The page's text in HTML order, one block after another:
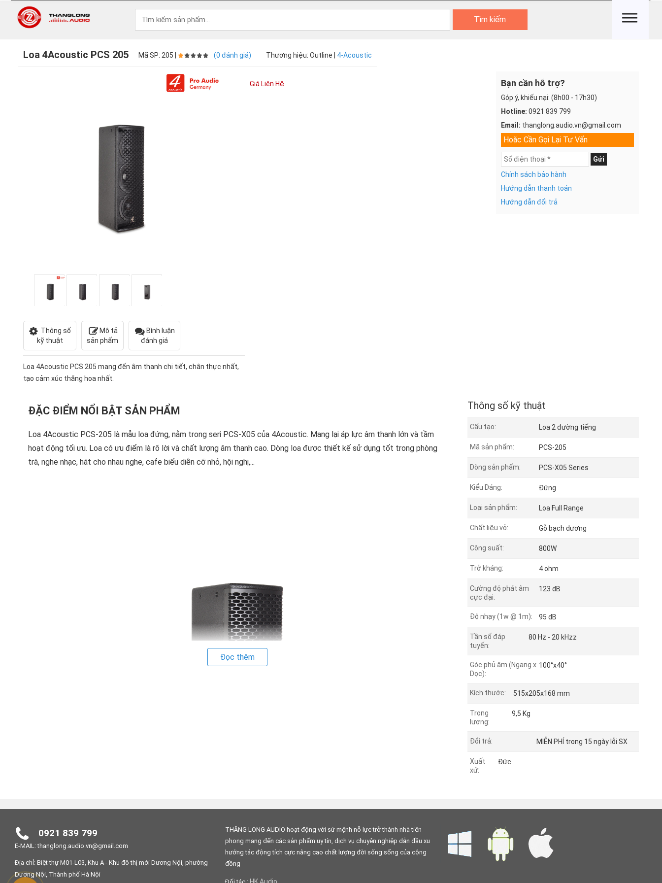
Tìm kiếm
Loa 4Acoustic PCS 205 Mã SP: 205 | (0 đánh giá) Thương hiệu: Outline | 4-Acoustic
Thông số
kỹ thuật
Mô tả
sản phẩm
Bình luận
đánh giá
Loa 4Acoustic PCS 205 mang đến âm thanh chi tiết, chân thực nhất,
tạo cảm xúc thăng hoa nhất.
Giá Liên Hệ Bạn cần hỗ trợ?
Góp ý, khiếu nại: (8h00 - 17h30)
Hotline: 0921 839 799
Email: thanglong.audio.vn@gmail.com
Hoặc Cần Gọi Lại Tư Vấn
Gửi
Chính sách bảo hành
Hướng dẫn thanh toán
Hướng dẫn đổi trả
ĐẶC ĐIỂM NỔI BẬT SẢN PHẨM
Loa 4Acoustic PCS-205 là mẫu loa đứng, nằm trong seri PCS-X05 của 4Acoustic. Mang lại áp lực âm thanh lớn và tầm
hoạt động tối ưu. Loa có ưu điểm là rõ lời và chất lượng âm thanh cao. Dòng loa được thiết kế sử dụng tốt trong phòng
trà, nghe nhạc, hát cho nhau nghe, cafe biểu diễn cỡ nhỏ, hội nghị,...
Đọc thêm
Thông số kỹ thuật
Cấu tạo: Loa 2 đường tiếng
Mã sản phẩm: PCS-205
Dòng sản phẩm: PCS-X05 Series
Kiểu Dáng: Đứng
Loại sản phẩm: Loa Full Range
Chất liệu vỏ: Gỗ bạch dương
Công suất: 800W
Trở kháng: 4 ohm
Cường độ phát âm
cực đại:
123 dB
Độ nhạy (1w @ 1m): 95 dB
Tần số đáp
tuyến:
80 Hz - 20 kHzz
Góc phủ âm (Ngang x
Dọc):
100°x40°
Kích thước: 515x205x168 mm
Trọng
lượng:
9,5 Kg
Đổi trả: MIỄN PHÍ trong 15 ngày lỗi SX
Xuất
xứ:
Đức
0921 839 799
E-MAIL: thanglong.audio.vn@gmail.com
Địa chỉ: Biệt thự M01-L03, Khu A - Khu đô thị mới Dương Nội, phường
Dương Nội, Thành phố Hà Nội
THĂNG LONG AUDIO hoạt động với sứ mệnh nỗ lực trở thành nhà tiên
phong mang đến các sản phẩm uy tín, dịch vụ chuyên nghiệp dẫn đầu xu
hướng tác động tích cực nâng cao chất lượng đời sống sống của cộng
đồng